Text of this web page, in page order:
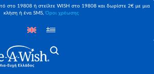
στο 19808 ή στείλτε WISH στο 19808 και δωρίστε 2€ με μια
κλήση ή ένα SMS,Όροι χρέωσης